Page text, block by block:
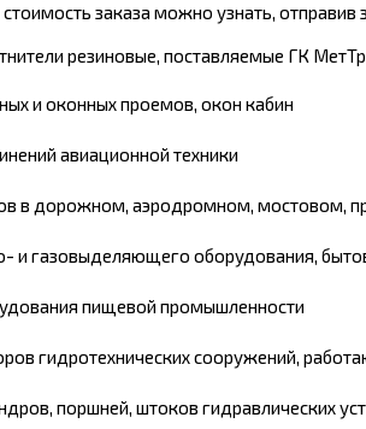
заказа можно узнать,
резиновые, поставляемые ГК
и оконных проемов, окон кабин
авиационной техники
в дорожном, аэродромном, мостовом,
и газовыделяющего оборудования,
пищевой промышленности
гидротехнических сооружений,
поршней, штоков гидравлических